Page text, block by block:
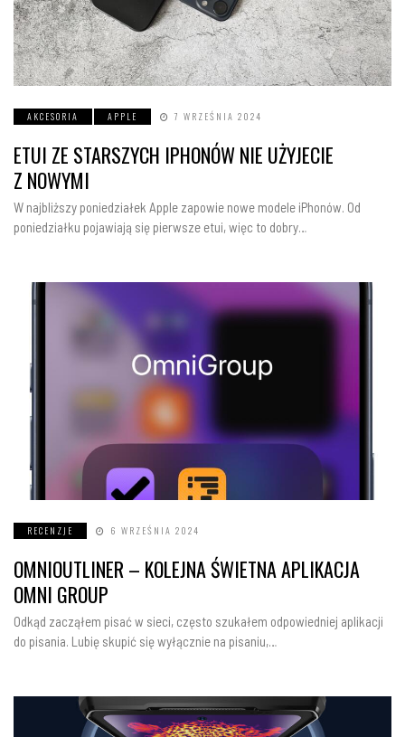
AKCESORIA APPLE 7 WRZEŚNIA 2024
ETUI ZE STARSZYCH IPHONÓW NIE UŻYJECIE
Z NOWYMI
W najbliższy poniedziałek Apple zapowie nowe modele iPhonów. Od
poniedziałku pojawiają się pierwsze etui, więc to dobry…
RECENZJE 6 WRZEŚNIA 2024
OMNIOUTLINER – KOLEJNA ŚWIETNA APLIKACJA
OMNI GROUP
Odkąd zacząłem pisać w sieci, często szukałem odpowiedniej aplikacji
do pisania. Lubię skupić się wyłącznie na pisaniu,…